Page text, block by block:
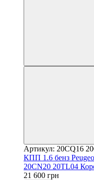
Артикул: 20CQ16
КПП 1.6 бенз
20CN20 20TL04
21 600 грн